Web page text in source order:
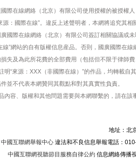
際在線網絡（北京）有限公司使用授權的被授權
源：國際在線”。違反上述聲明者，本網將追究其相
國際在線網絡（北京）有限公司簽訂相關協議或
線”網站的自有版權信息産品。否則，國廣國際在
損失及為此所花費的全部費用（包括但不限于律師
明“來源：XXX（非國際在線）”的作品，均轉載自
並不代表本網贊同其觀點和對其真實性負責。
內容、版權和其他問題需要與本網聯繫的，請在該
地址：北
中國互聯網舉報中心違法和不良信息舉報電話：
中國互聯網視聽節目服務自律公約信息網絡傳播